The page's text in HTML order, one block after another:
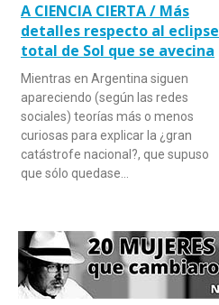
A CIENCIA CIERTA / Más
detalles respecto al eclipse
total de Sol que se avecina
Mientras en Argentina siguen
apareciendo (según las redes
sociales) teorías más o menos
curiosas para explicar la ¿gran
catástrofe nacional?, que supuso
que sólo quedase…